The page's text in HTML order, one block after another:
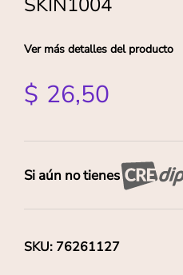
Ver más detalles del producto
$ 26,50
Si aún no tienes
SKU: 76261127